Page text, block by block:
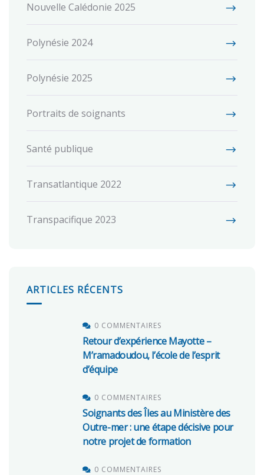
Nouvelle Calédonie 2025
Polynésie 2024
Polynésie 2025
Portraits de soignants
Santé publique
Transatlantique 2022
Transpacifique 2023
ARTICLES RÉCENTS
0 COMMENTAIRES
Retour d’expérience Mayotte –
M’ramadoudou, l’école de l’esprit
d’équipe
0 COMMENTAIRES
Soignants des Îles au Ministère des
Outre-mer : une étape décisive pour
notre projet de formation
0 COMMENTAIRES